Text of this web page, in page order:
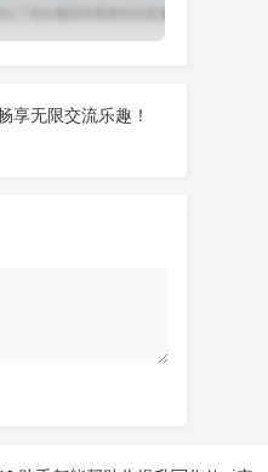
无限交流乐趣！